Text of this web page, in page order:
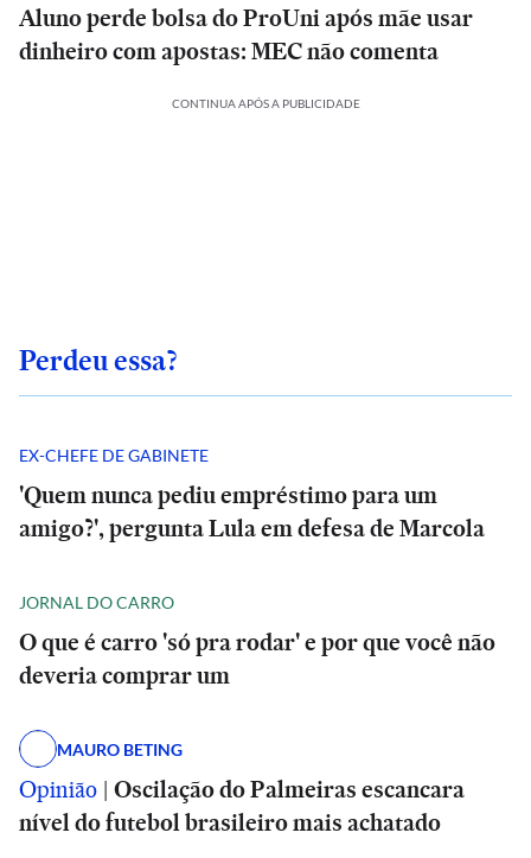
Aluno perde bolsa do ProUni após mãe usar
dinheiro com apostas: MEC não comenta
CONTINUA APÓS A PUBLICIDADE
Perdeu essa?
EX-CHEFE DE GABINETE
'Quem nunca pediu empréstimo para um
amigo?', pergunta Lula em defesa de Marcola
JORNAL DO CARRO
O que é carro 'só pra rodar' e por que você não
deveria comprar um
MAURO BETING
Opinião | Oscilação do Palmeiras escancara
nível do futebol brasileiro mais achatado